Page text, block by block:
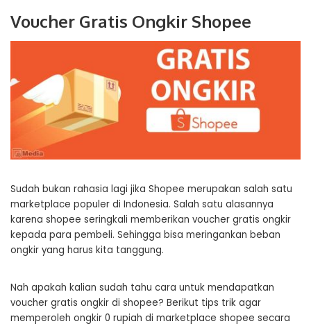
Voucher Gratis Ongkir Shopee
Sudah bukan rahasia lagi jika Shopee merupakan salah satu
marketplace populer di Indonesia. Salah satu alasannya
karena shopee seringkali memberikan voucher gratis ongkir
kepada para pembeli. Sehingga bisa meringankan beban
ongkir yang harus kita tanggung.
Nah apakah kalian sudah tahu cara untuk mendapatkan
voucher gratis ongkir di shopee? Berikut tips trik agar
memperoleh ongkir 0 rupiah di marketplace shopee secara